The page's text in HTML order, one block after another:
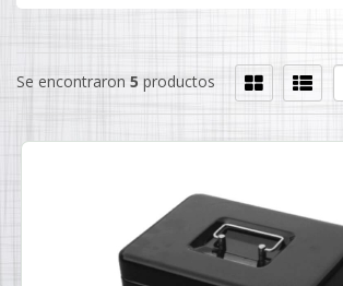
Se encontraron 5 productos